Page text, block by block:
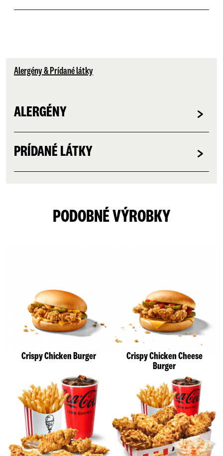
Alergény & Prídané látky
ALERGÉNY
PRÍDANÉ LÁTKY
PODOBNÉ VÝROBKY
Crispy Chicken Burger
Crispy Chicken Cheese
Burger